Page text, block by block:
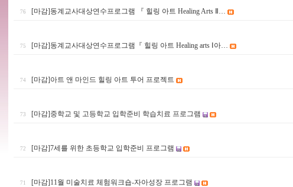
76 [마감]동계교사대상연수프로그램 『 힐링 아트 Healing Arts Ⅱ…
75 [마감]동계교사대상연수프로그램『 힐링 아트 Healing arts Ⅰ아…
74 [마감]아트 앤 마인드 힐링 아트 투어 프로젝트
73 [마감]중학교 및 고등학교 입학준비 학습치료 프로그램
72 [마감]7세를 위한 초등학교 입학준비 프로그램
71 [마감]11월 미술치료 체험워크숍-자아성장 프로그램